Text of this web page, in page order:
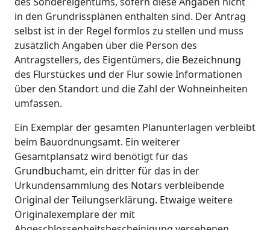
in den Grundrissplänen enthalten sind. Der Antrag
selbst ist in der Regel formlos zu stellen und muss
zusätzlich Angaben über die Person des
Antragstellers, des Eigentümers, die Bezeichnung
des Flurstückes und der Flur sowie Informationen
über den Standort und die Zahl der Wohneinheiten
umfassen.
Ein Exemplar der gesamten Planunterlagen verbleibt
beim Bauordnungsamt. Ein weiterer
Gesamtplansatz wird benötigt für das
Grundbuchamt, ein dritter für das in der
Urkundensammlung des Notars verbleibende
Original der Teilungserklärung. Etwaige weitere
Originalexemplare der mit